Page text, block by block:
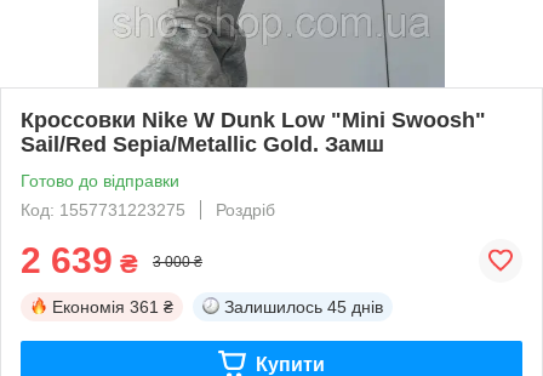
Кроссовки Nike W Dunk Low "Mini Swoosh"
Sail/Red Sepia/Metallic Gold. Замш
Готово до відправки
Код: 1557731223275
Роздріб
2 639 ₴ 3 000 ₴
Економія 361 ₴ Залишилось 45 днів
Купити